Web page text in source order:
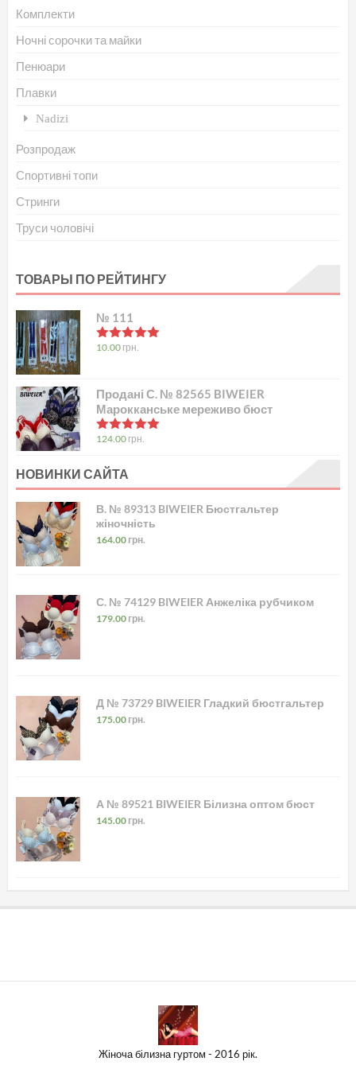
Комплекти
Ночні сорочки та майки
Пенюари
Плавки
Nadizi
Розпродаж
Спортивні топи
Стринги
Труси чоловічі
ТОВАРЫ ПО РЕЙТИНГУ
№ 111
в 5.00з 5
10.00 грн.
Продані С. № 82565 BIWEIER
Марокканське мереживо бюст
в5.00з 5
124.00 грн.
НОВИНКИ САЙТА
В. № 89313 BIWEIER Бюстгальтер
жіночність
164.00 грн.
С. № 74129 BIWEIER Анжеліка рубчиком
179.00 грн.
Д № 73729 BIWEIER Гладкий бюстгальтер
175.00 грн.
А № 89521 BIWEIER Білизна оптом бюст
145.00 грн.
Жіноча білизна гуртом - 2016 рік.